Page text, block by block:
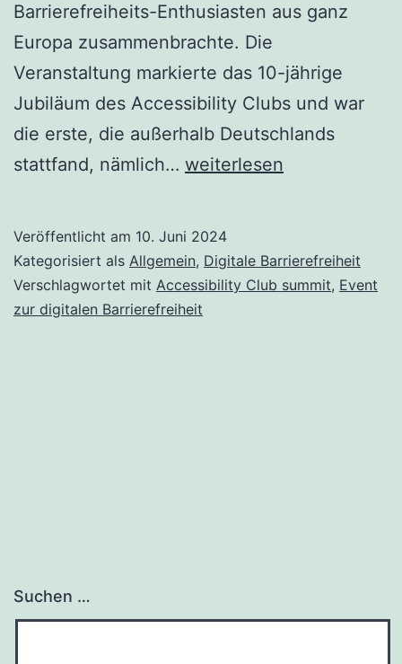
Barrierefreiheits-Enthusiasten aus ganz
Europa zusammenbrachte. Die
Veranstaltung markierte das 10-jährige
Jubiläum des Accessibility Clubs und war
die erste, die außerhalb Deutschlands
stattfand, nämlich… Rückblick
des
Accessibility
Club
weiterlesen
Veröffentlicht am 10. Juni 2024
Kategorisiert als Allgemein, Digitale Barrierefreiheit
Verschlagwortet mit Accessibility Club summit, Event
zur digitalen Barrierefreiheit
Suchen …